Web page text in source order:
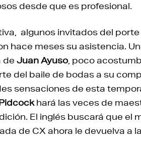
desde que es profesional.
algunos invitados del porte
hace meses su asistencia.
de Juan Ayuso , poco
del baile de bodas a su
sensaciones de esta
hará las veces de
El inglés buscará que el
de CX ahora le devuelva a